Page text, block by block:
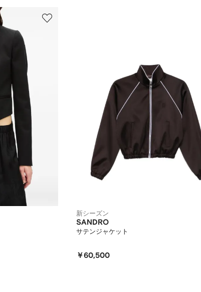
新シーズン
SANDRO
サテンジャケット
￥60,500